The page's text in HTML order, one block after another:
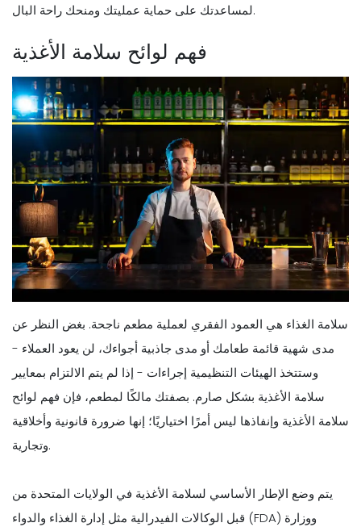
لمساعدتك على حماية عمليتك ومنحك راحة البال.
فهم لوائح سلامة الأغذية
سلامة الغذاء هي العمود الفقري لعملية مطعم ناجحة. بغض النظر عن
مدى شهية قائمة طعامك أو مدى جاذبية أجواءك، لن يعود العملاء -
وستتخذ الهيئات التنظيمية إجراءات - إذا لم يتم الالتزام بمعايير
سلامة الأغذية بشكل صارم. بصفتك مالكًا لمطعم، فإن فهم لوائح
سلامة الأغذية وإنفاذها ليس أمرًا اختياريًا؛ إنها ضرورة قانونية وأخلاقية
وتجارية.
يتم وضع الإطار الأساسي لسلامة الأغذية في الولايات المتحدة من
قبل الوكالات الفيدرالية مثل إدارة الغذاء والدواء (FDA) ووزارة